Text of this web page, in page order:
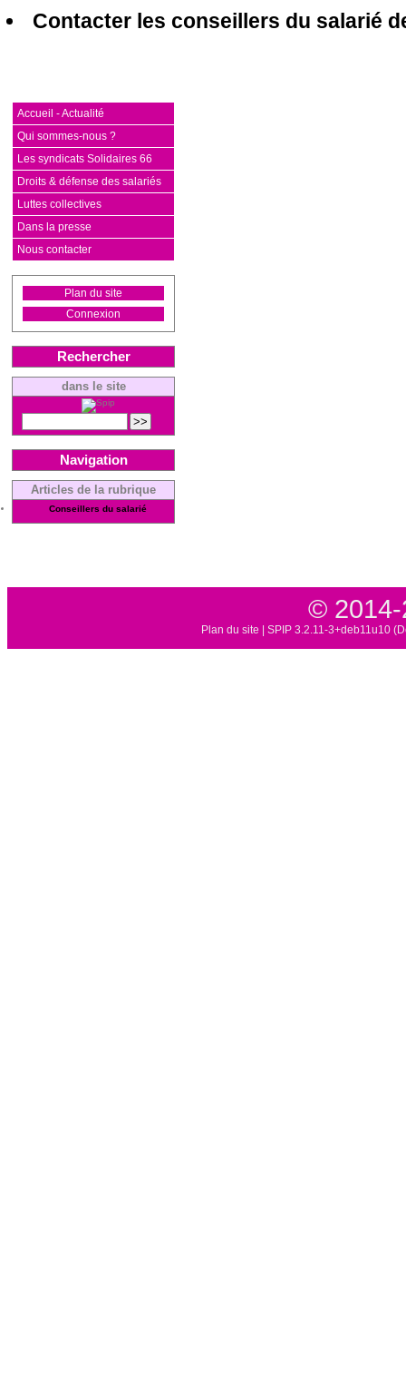
Contacter les conseillers du salarié
Accueil - Actualité
Qui sommes-nous ?
Les syndicats Solidaires 66
Droits & défense des salariés
Luttes collectives
Dans la presse
Nous contacter
Plan du site
Connexion
Rechercher
dans le site
Navigation
Articles de la rubrique
Conseillers du salarié
© 2014-
Plan du site SPIP 3.2.11-3+deb11u10